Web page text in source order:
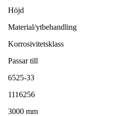
Höjd
Material/ytbehandling
Korrosivitetsklass
Passar till
6525-33
1116256
3000 mm